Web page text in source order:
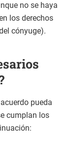
no se haya
los derechos
cónyuge).
pueda
cumplan los